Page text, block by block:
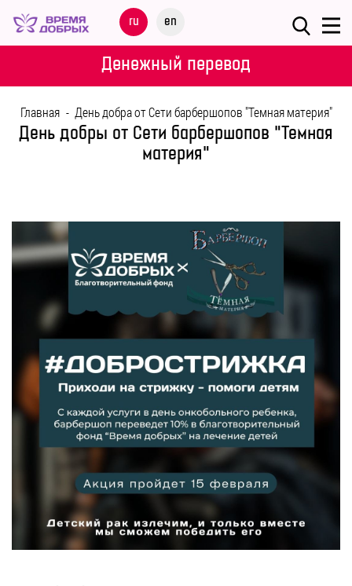
ru en
Меню
НАШИ
ДЕТИ
ПАРТНЕРАМ
МЕРОПРИЯТИЯ
ПОМОЩЬ
БЛОГ
Денежный перевод
Главная - День добра от Сети барбершопов "Темная материя"
День добры от Сети барбершопов "Темная
материя"